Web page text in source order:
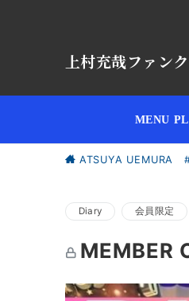
上村充哉ファン
MENU
ATSUYA UEMURA
Diary 会員限定
MEMBER